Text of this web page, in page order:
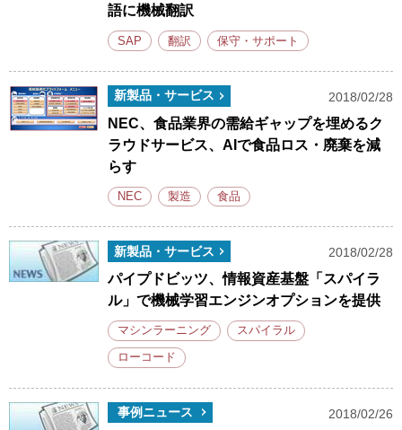
語に機械翻訳
SAP 翻訳 保守・サポート
新製品・サービス 2018/02/28
NEC、食品業界の需給ギャップを埋めるク
ラウドサービス、AIで食品ロス・廃棄を減
らす
NEC 製造 食品
新製品・サービス 2018/02/28
パイプドビッツ、情報資産基盤「スパイラ
ル」で機械学習エンジンオプションを提供
マシンラーニング スパイラル
ローコード
事例ニュース 2018/02/26